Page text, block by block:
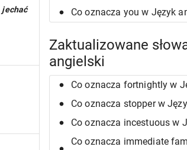
jechać
Co oznacza you w Język
Zaktualizowane
angielski
Co oznacza fortnightly w
Co oznacza stopper w
Co oznacza incestuous w
Co oznacza immediate